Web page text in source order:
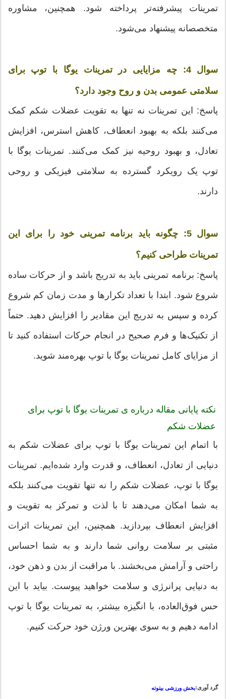
تمرینات پیشرفته‌تر پرداخته شود. همچنین، مشاوره
متخصصانه پیشنهاد می‌شود.
سوال 4: چه مزایایی در تمرینات یوگا با توپ برای
سلامتی عمومی بدن و روح وجود دارد؟
پاسخ: این تمرینات نه تنها به تقویت عضلات شکم کمک
می‌کنند بلکه به بهبود انعطاف، کاهش استرس، افزایش
تعادل، و بهبود روحیه نیز کمک می‌کنند. تمرینات یوگا با
توپ یک رویکرد گسترده به سلامتی فیزیکی و روحی
دارند.
سوال 5: چگونه باید برنامه تمرینی خود را برای این
تمرینات طراحی کنیم؟
پاسخ: برنامه تمرینی باید به تدریج باشد و از حرکات ساده
شروع شود. ابتدا با تعداد تکرارها و مدت زمان کم شروع
کرده و سپس به تدریج این مقادیر را افزایش دهید. حتماً
از تکنیک‌ها و فرم صحیح در انجام حرکات استفاده کنید تا
از مزایای کامل تمرینات یوگا با توپ بهره‌مند شوید.
نکته پایانی مقاله درباره ی تمرینات یوگا با توپ برای
عضلات شکم
با اتمام این تمرینات یوگا با توپ برای عضلات شکم به
دنیایی از تعادل، انعطاف، و قدرت وارد شده‌ایم. تمرینات
یوگا با توپ، عضلات شکم را نه تنها تقویت می‌کنند بلکه
به شما امکان می‌دهند تا با لذت و تمرکز به تقویت و
افزایش انعطاف بپردازید. همچنین، این تمرینات اثرات
مثبتی بر سلامت روانی شما دارند و به شما احساس
راحتی و آرامش می‌بخشند. با مراقبت از بدن و ذهن خود،
به دنیایی پرانرژی و سلامت خواهید پیوست. بیاید با این
حس فوق‌العاده، با انگیزه بیشتر، به تمرینات یوگا با توپ
ادامه دهیم و به سوی بهترین ورژن خود حرکت کنیم.
گرد آوری:بخش ورزشی بیتوته